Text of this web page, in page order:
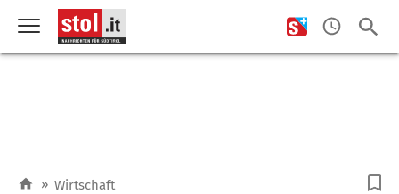
» Wirtschaft